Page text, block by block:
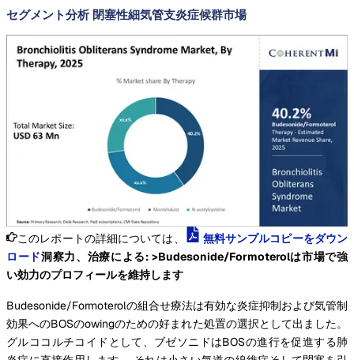
セグメント分析 閉塞性細気管支炎症候群市場
このレポートの詳細については、
無料サンプルコピーをダウン
ロード洞察力、治療による: >Budesonide/Formoterolは市場で強
い効力のプロフィールを維持します
Budesonide/Formoterolの組合せ療法は有効な炎症抑制および気管制
効果へのBOSのowingのための好まれた処置の選択として出ました。
グルココルチコイドとして、ブゼソニドはBOSの進行を促進する肺